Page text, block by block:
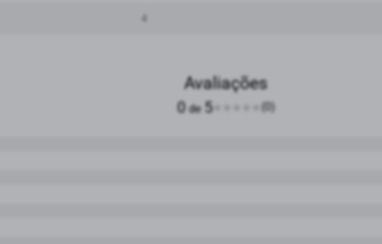
4
Avaliações
0de5